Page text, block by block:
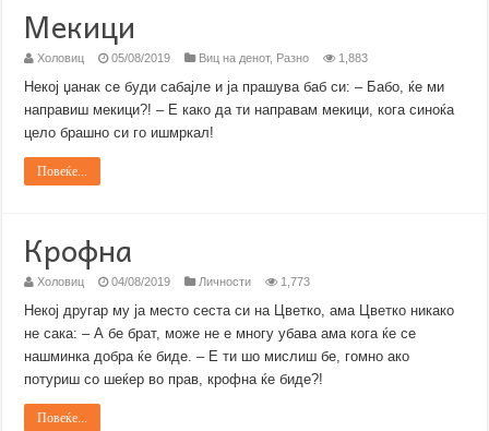
Мекици
Холовиц 05/08/2019 Виц на денот, Разно 1,883
Некој џанак се буди сабајле и ја прашува баб си: – Бабо, ќе ми
направиш мекици?! – Е како да ти направам мекици, кога синоќа
цело брашно си го ишмркал!
Повеќе...
Крофна
Холовиц 04/08/2019 Личности 1,773
Некој другар му ја место сеста си на Цветко, ама Цветко никако
не сака: – А бе брат, можe не е многу убава ама кога ќе се
нашминка добра ќе биде. – Е ти шо мислиш бе, гомно ако
потуриш со шеќер во прав, крофна ќе биде?!
Повеќе...